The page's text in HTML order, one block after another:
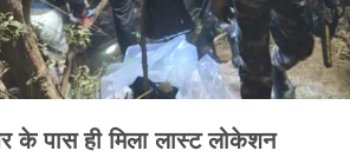
के पास ही मिला लास्ट लोकेशन